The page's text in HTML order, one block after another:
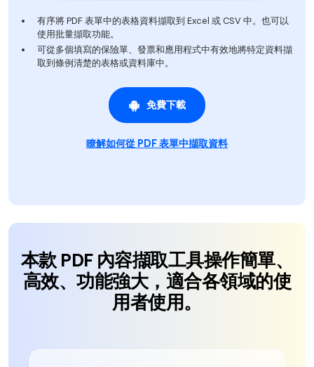
有序將 PDF 表單中的表格資料擷取到 Excel 或 CSV 中。也可以
使用批量擷取功能。
可從多個填寫的保險單、發票和應用程式中有效地將特定資料擷
取到條例清楚的表格或資料庫中。
免費下載
瞭解如何從 PDF 表單中擷取資料
本款 PDF 內容擷取工具操作簡單、
高效、功能強大，適合各領域的使
用者使用。